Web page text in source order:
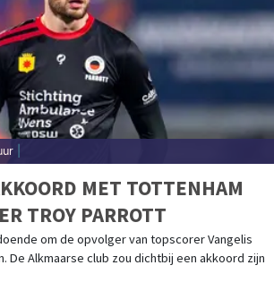
MET TOTTENHAM
TROY PARROTT
om de opvolger van topscorer Vangelis
De Alkmaarse club zou dichtbij een akkoord zijn